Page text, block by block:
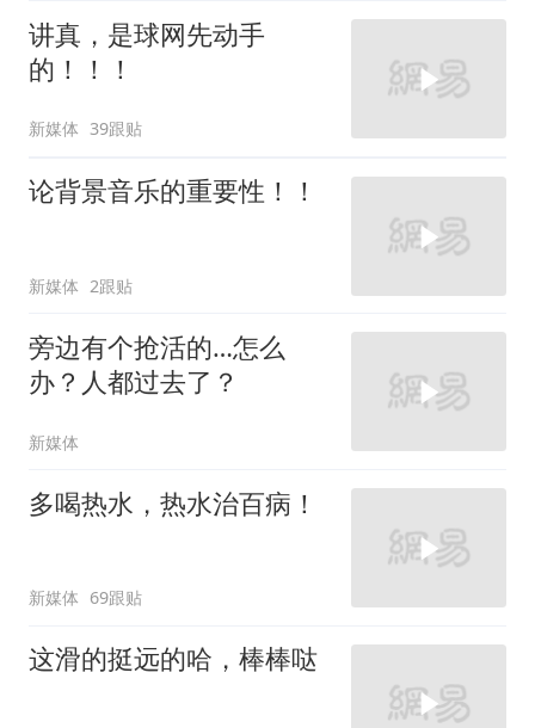
讲真，是球网先动手
的！！！
新媒体 39跟贴
论背景音乐的重要性！！
新媒体 2跟贴
旁边有个抢活的…怎么
办？人都过去了？
新媒体
多喝热水，热水治百病！
新媒体 69跟贴
这滑的挺远的哈，棒棒哒